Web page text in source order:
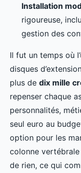
Installation
rigoureuse,
gestion des
Il fut un temps où
disques
plus de dix mille
repenser chaque
personnalités,
seul euro au
option pour les
colonne vertébrale
de rien, ce qui